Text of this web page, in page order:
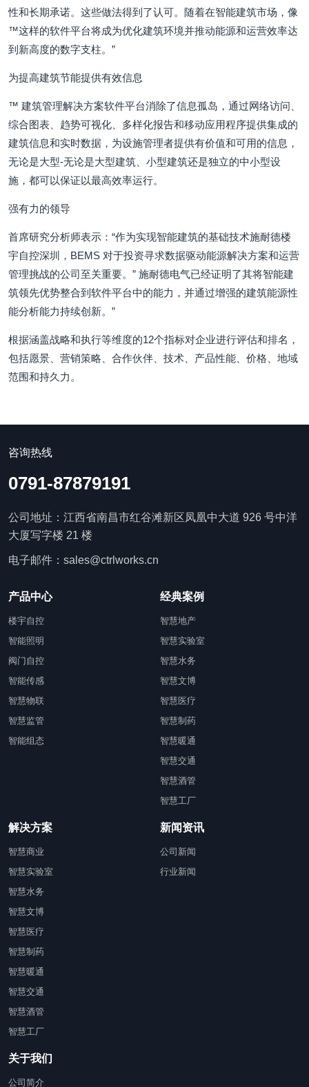
性和长期承诺。这些做法得到了认可。随着在智能建筑市场，像
™这样的软件平台将成为优化建筑环境并推动能源和运营效率达
到新高度的数字支柱。”
为提高建筑节能提供有效信息
™ 建筑管理解决方案软件平台消除了信息孤岛，通过网络访问、
综合图表、趋势可视化、多样化报告和移动应用程序提供集成的
建筑信息和实时数据，为设施管理者提供有价值和可用的信息，
无论是大型-无论是大型建筑、小型建筑还是独立的中小型设
施，都可以保证以最高效率运行。
强有力的领导
首席研究分析师表示：“作为实现智能建筑的基础技术施耐德楼
宇自控深圳，BEMS 对于投资寻求数据驱动能源解决方案和运营
管理挑战的公司至关重要。” 施耐德电气已经证明了其将智能建
筑领先优势整合到软件平台中的能力，并通过增强的建筑能源性
能分析能力持续创新。”
根据涵盖战略和执行等维度的12个指标对企业进行评估和排名，
包括愿景、营销策略、合作伙伴、技术、产品性能、价格、地域
范围和持久力。
咨询热线
0791-87879191
公司地址：江西省南昌市红谷滩新区凤凰中大道 926 号中洋
大厦写字楼 21 楼
电子邮件：sales@ctrlworks.cn
产品中心
楼宇自控
智能照明
阀门自控
智能传感
智慧物联
智慧监管
智能组态
经典案例
智慧地产
智慧实验室
智慧水务
智慧文博
智慧医疗
智慧制药
智慧暖通
智慧交通
智慧酒管
智慧工厂
解决方案
智慧商业
智慧实验室
智慧水务
智慧文博
智慧医疗
智慧制药
智慧暖通
智慧交通
智慧酒管
智慧工厂
新闻资讯
公司新闻
行业新闻
关于我们
公司简介